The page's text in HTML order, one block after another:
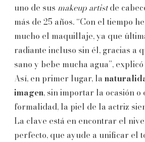
uno de sus makeup artistde
más de 25 años. “Con el tiempo
mucho el maquillaje, ya que
radiante incluso sin él, gracias a
sano y bebe mucha agua”,
Así, en primer lugar, la
imagen, sin importar la ocasión o
formalidad, la piel de la actriz
La clave está en encontrar el
perfecto, que ayude a unificar el